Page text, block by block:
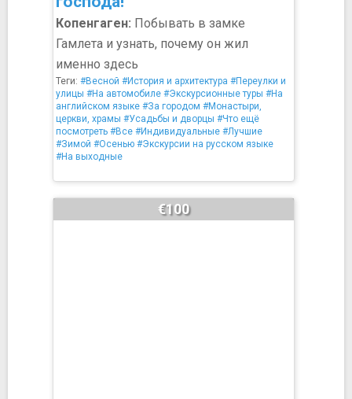
Копенгаген: Побывать в замке
Гамлета и узнать, почему он жил
именно здесь
Теги: #Весной #История и архитектура #Переулки и
улицы #На автомобиле #Экскурсионные туры #На
английском языке #За городом #Монастыри,
церкви, храмы #Усадьбы и дворцы #Что ещё
посмотреть #Все #Индивидуальные #Лучшие
#Зимой #Осенью #Экскурсии на русском языке
#На выходные
€100